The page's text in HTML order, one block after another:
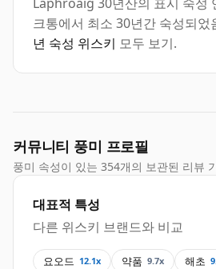
크통에서 최소 30년간 숙성되었
년 숙성 위스키 모두 보기.
커뮤니티 풍미 프로필
풍미 속성이 있는 354개의 보관된 리뷰
대표적 특성
다른 위스키 브랜드와 비교
요오드 12.1x 약품 9.7x 해초